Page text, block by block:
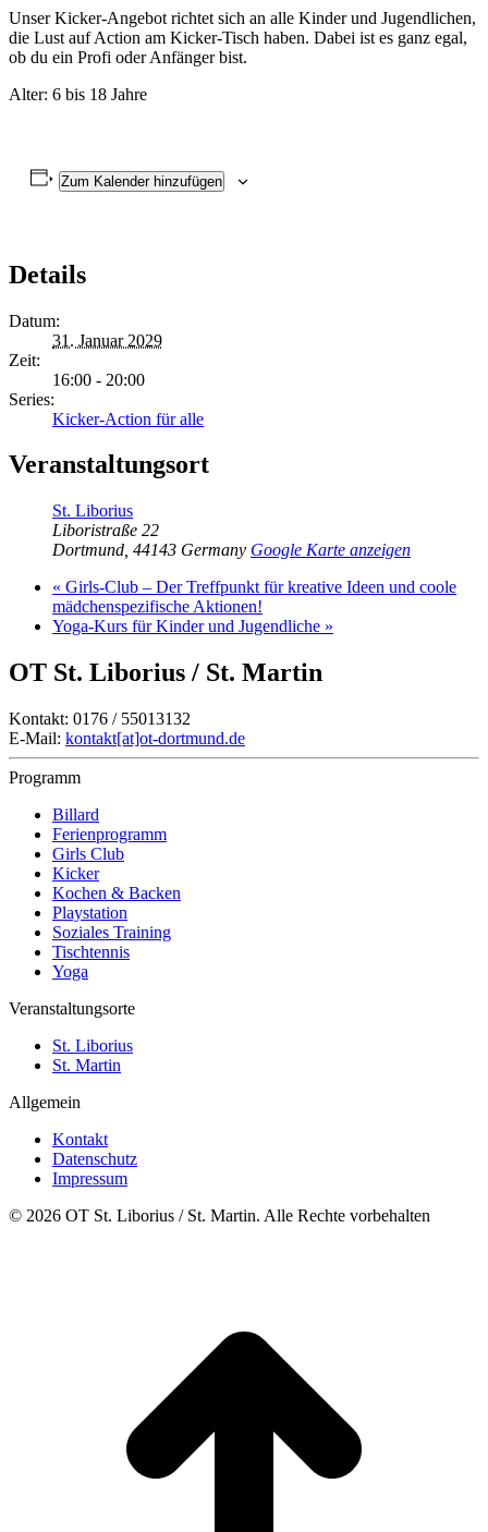
Unser Kicker-Angebot richtet sich an alle Kinder und Jugendlichen,
die Lust auf Action am Kicker-Tisch haben. Dabei ist es ganz egal,
ob du ein Profi oder Anfänger bist.
Alter: 6 bis 18 Jahre
Zum Kalender hinzufügen
Details
Datum:
31. Januar 2029
Zeit:
16:00 - 20:00
Series:
Kicker-Action für alle
Veranstaltungsort
St. Liborius
Liboristraße 22
Dortmund 44143 Germany Google Karte anzeigen
« Girls-Club – Der Treffpunkt für kreative Ideen und coole
mädchenspezifische Aktionen!
Yoga-Kurs für Kinder und Jugendliche »
OT St. Liborius / St. Martin
Kontakt: 0176 / 55013132
E-Mail: kontakt[at]ot-dortmund.de
Programm
Billard
Ferienprogramm
Girls Club
Kicker
Kochen & Backen
Playstation
Soziales Training
Tischtennis
Yoga
Veranstaltungsorte
St. Liborius
St. Martin
Allgemein
Kontakt
Datenschutz
Impressum
© 2026 OT St. Liborius / St. Martin. Alle Rechte vorbehalten